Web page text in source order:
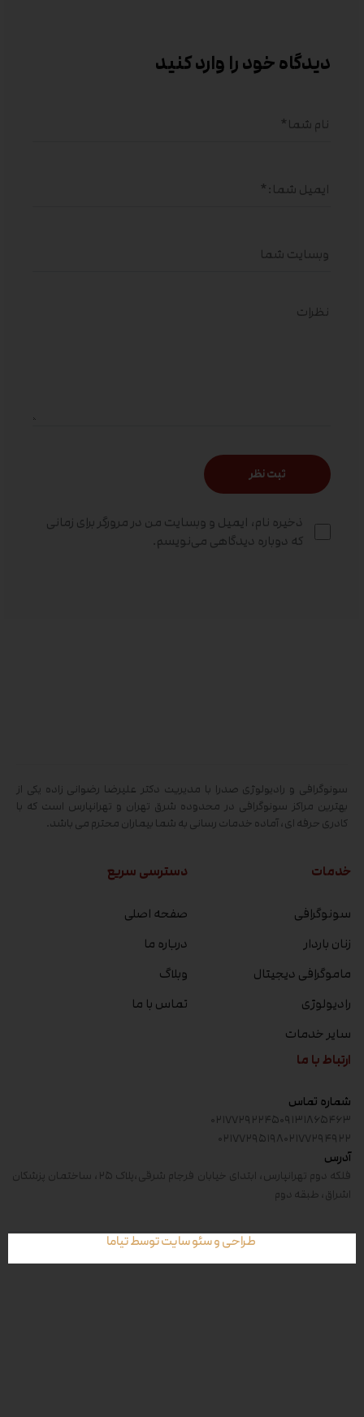
دیدگاه خود را وارد کنید
ذخیره نام، ایمیل و وبسایت من در مرورگر برای زمانی
که دوباره دیدگاهی می‌نویسم.
سونوگرافی و رادیولوژی صدرا با مدیریت دکتر علیرضا رضوانی زاده یکی از
بهترین مراکز سونوگرافی در محدوده شرق تهران و تهرانپارس است که با
کادری حرفه ای، آماده خدمات رسانی به شما بیماران محترم می باشد.
خدمات
سونوگرافی
زنان باردار
ماموگرافی دیجیتال
رادیولوژی
سایر خدمات
دسترسی سریع
صفحه اصلی
درباره ما
وبلاگ
تماس با ما
ارتباط با ما
شماره تماس
۰۹۱۳۱۸۶۵۴۶۳۰۲۱۷۷۲۹۲۲۴۵
۰۲۱۷۷۲۹۴۹۲۲۰۲۱۷۷۲۹۵۱۹۸
آدرس
فلکه دوم تهرانپارس، ابتدای خیابان فرجام شرقی،پلاک ۲۵، ساختمان پزشکان
اشراق، طبقه دوم
طراحی و سئو سایت توسط تیاما